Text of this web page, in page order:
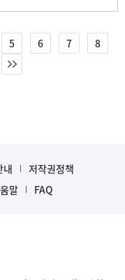
5 6 7
8
내
저작권정책
말 FAQ